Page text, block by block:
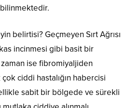
bilinmektedir.
belirtisi? Geçmeyen Sırt Ağrısı
incinmesi gibi basit bir
ise fibromiyaljiden
ciddi hastalığın habercisi
sabit bir bölgede ve sürekli